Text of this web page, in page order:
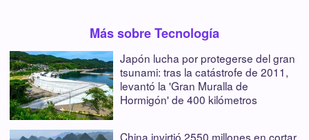
Más sobre Tecnología
Japón lucha por protegerse del gran
tsunami: tras la catástrofe de 2011,
levantó la 'Gran Muralla de
Hormigón' de 400 kilómetros
China invirtió 2550 millones en cortar